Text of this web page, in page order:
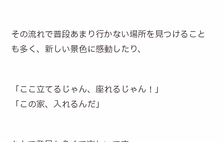
その流れで普段あまり行かない場所を見つけること
も多く、新しい景色に感動したり、
「ここ立てるじゃん、座れるじゃん！」
「この家、入れるんだ」